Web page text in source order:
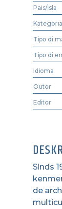
Pais/isla
Kategoria
Tipo di
Tipo di
Idioma
Outor
Editor
Sinds
de